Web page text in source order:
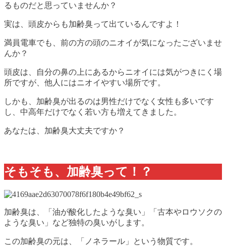
るものだと思っていませんか？
実は、頭皮からも加齢臭って出ているんですよ！
満員電車でも、前の方の頭のニオイが気になったございませ
んか？
頭皮は、自分の鼻の上にあるからニオイには気がつきにく場
所ですが、他人にはニオイやすい場所です。
しかも、加齢臭が出るのは男性だけでなく女性も多いです
し、中高年だけでなく若い方も増えてきました。
あなたは、加齢臭大丈夫ですか？
そもそも、加齢臭って！？
加齢臭は、「油が酸化したような臭い」「古本やロウソクの
ような臭い」など独特の臭いがします。
この加齢臭の元は、「ノネラール」という物質です。